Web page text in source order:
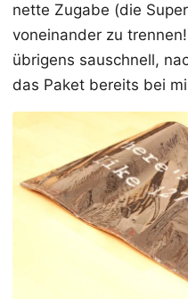
nette Zugabe (die
voneinander zu
übrigens sauschnell,
das Paket bereits bei